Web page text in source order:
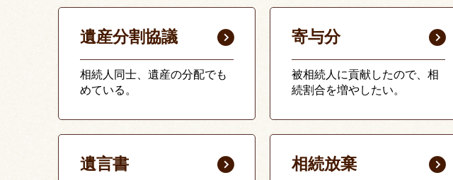
遺産分割協議
相続人同士、遺産の分配でも
めている。
寄与分
被相続人に貢献したので、相
続割合を増やしたい。
遺言書 相続放棄